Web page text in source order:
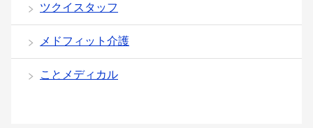
ツクイスタッフ
メドフィット介護
ことメディカル